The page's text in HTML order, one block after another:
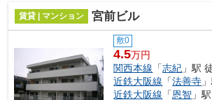
賃貸 | マンション 宮前ビル
敷0
4.5万円
関西本線 「志紀 」駅
近鉄大阪線 「法善寺
近鉄大阪線 「恩智 」